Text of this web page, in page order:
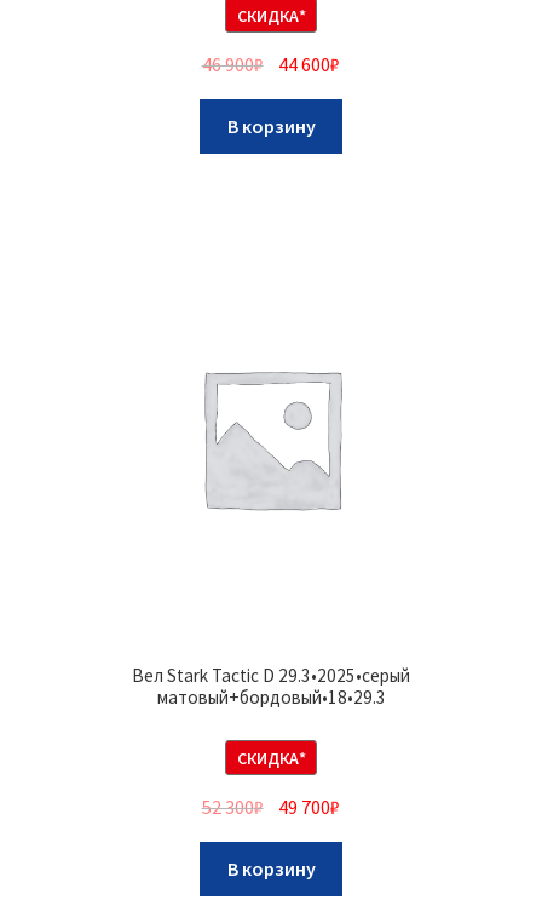
СКИДКА*
46 900₽ 44 600₽
В корзину
Вел Stark Tactic D 29.3•2025•серый
матовый+бордовый•18•29.3
СКИДКА*
52 300₽ 49 700₽
В корзину